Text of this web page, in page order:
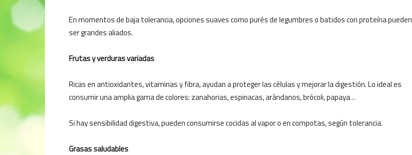
En momentos de baja tolerancia, opciones suaves como purés de legumbres o batidos con proteína pueden
ser grandes aliados.
Frutas y verduras variadas
Ricas en antioxidantes, vitaminas y fibra, ayudan a proteger las células y mejorar la digestión. Lo ideal es
consumir una amplia gama de colores: zanahorias, espinacas, arándanos, brócoli, papaya…
Si hay sensibilidad digestiva, pueden consumirse cocidas al vapor o en compotas, según tolerancia.
Grasas saludables